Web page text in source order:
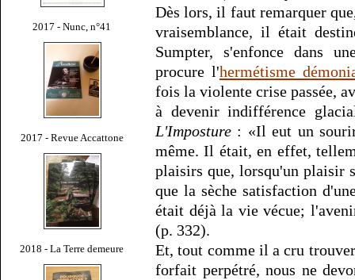
2017 - Nunc, n°41
2017 - Revue Accattone
2018 - La Terre demeure
Dès lors, il faut remarquer
vraisemblance, il était
Sumpter, s'enfonce dans
procure l'hermétisme
fois la violente crise passée,
à devenir indifférence
L'Imposture : «Il eut un
même. Il était, en effet,
plaisirs que, lorsqu'un plaisir
que la sèche satisfaction
était déjà la vie vécue;
(p. 332).
Et, tout comme il a cru
forfait perpétré, nous ne